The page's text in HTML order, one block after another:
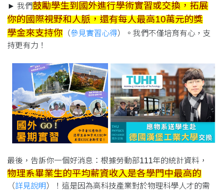
► 我們鼓勵學生到國外進行學術實習或交換，拓展
你的國際視野和人脈，還有每人最高10萬元的獎
學金來支持你 （參見實習心得）。我們不僅培育有心，支
持更有力！
最後，告訴你一個好消息：根據勞動部111年的統計資料，
物理系畢業生的平均薪資收入是各學門中最高的
（詳見說明 ）！這是因為高科技產業對於物理科學人才的需